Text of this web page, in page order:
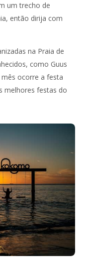
um trecho de
então dirija com
na Praia de
como Guus
ocorre a festa
melhores festas do